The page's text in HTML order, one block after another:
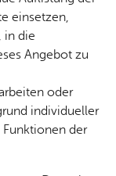
zu externen
und andere
zu
Informationen
einsetzen,
in die
Angebot zu
oder
individueller
der